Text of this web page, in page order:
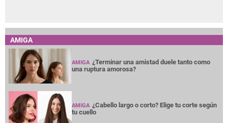
AMIGA
AMIGA ¿Terminar una amistad duele tanto como
una ruptura amorosa?
AMIGA ¿Cabello largo o corto? Elige tu corte según
tu cuello